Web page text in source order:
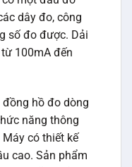
dây đo, công
số đo được. Dải
100mA đến
đồng hồ đo dòng
năng thông
Máy có thiết kế
cao. Sản phẩm